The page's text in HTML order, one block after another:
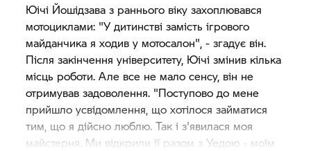
Юічі Йошідзава з раннього віку захоплювався
мотоциклами: "У дитинстві замість ігрового
майданчика я ходив у мотосалон", - згадує він.
Після закінчення університету, Юічі змінив кілька
місць роботи. Але все не мало сенсу, він не
отримував задоволення. "Поступово до мене
прийшло усвідомлення, що хотілося займатися
тим, що я дійсно люблю. Так і з'явилася моя
майстерня. Ми відкрили її разом з Уедою - моїм